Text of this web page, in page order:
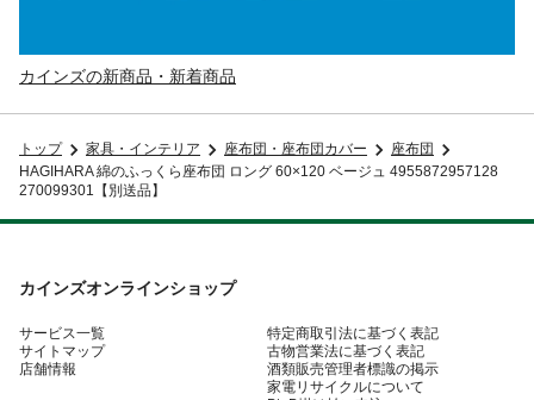
カインズの新商品・新着商品
トップ 家具・インテリア 座布団・座布団カバー
座布団
HAGIHARA 綿のふっくら座布団 ロング 60×120 ベージュ 4955872957128
270099301【別送品】
カインズオンラインショップ
サービス一覧
サイトマップ
店舗情報
特定商取引法に基づく表記
古物営業法に基づく表記
酒類販売管理者標識の掲示
家電リサイクルについて